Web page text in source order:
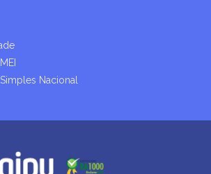
Nacional